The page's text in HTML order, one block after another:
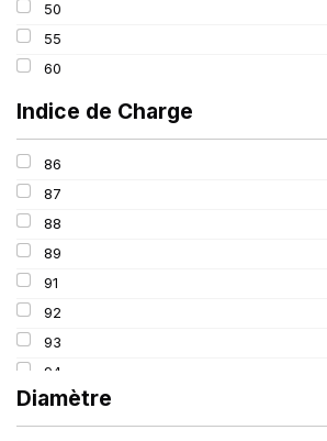
50
55
60
Indice de Charge
86
87
88
89
91
92
93
94
95
96
Diamètre